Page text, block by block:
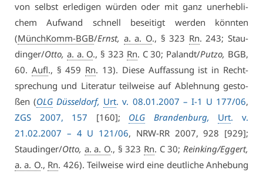
von selbst er­le­di­gen wür­den oder mit ganz un­er­heb­li­
chem Auf­wand schnell be­sei­tigt wer­den könn­ten
(MünchKomm-BGB/Ernst, a. a. O., § 323 Rn. 243; Stau­
din­ger/Ot­to, a. a. O., § 323 Rn. C 30; Pa­landt/Putzo, BGB,
60. Aufl., § 459 Rn. 13). Die­se Auf­fas­sung ist in Recht­
spre­chung und Li­te­ra­tur teil­wei­se auf Ab­leh­nung ge­sto­
ßen (OLG Düs­sel­dorf, Urt. v. 08.01.2007 – I-1 U 177/06,
ZGS 2007, 157 [160]; OLG Bran­den­burg, Urt. v.
21.02.2007 – 4 U 121/06, NRW-RR 2007, 928 [929];
Stau­din­ger/Ot­to, a. a. O., § 323 Rn. C 30;Rein­king/Eg­gert,
a. a. O., Rn. 426). Teil­wei­se wird ei­ne deut­li­che An­he­bung